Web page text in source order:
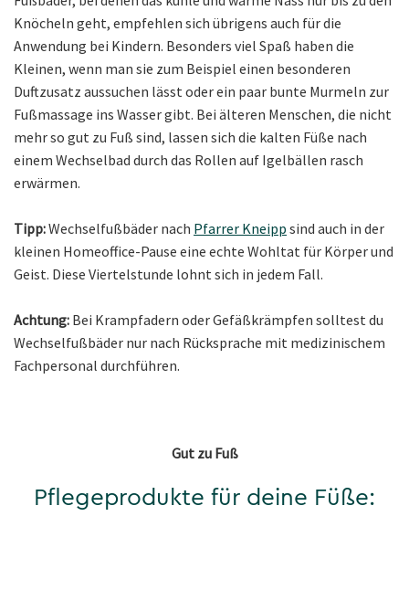
Knöcheln geht, empfehlen sich übrigens auch für die
Anwendung bei Kindern. Besonders viel Spaß haben die
Kleinen, wenn man sie zum Beispiel einen besonderen
Duftzusatz aussuchen lässt oder ein paar bunte Murmeln zur
Fußmassage ins Wasser gibt. Bei älteren Menschen, die nicht
mehr so gut zu Fuß sind, lassen sich die kalten Füße nach
einem Wechselbad durch das Rollen auf Igelbällen rasch
erwärmen.
Tipp:Wechselfußbäder nach Pfarrer Kneipp sind auch in der
kleinen Homeoffice-Pause eine echte Wohltat für Körper und
Geist. Diese Viertelstunde lohnt sich in jedem Fall.
Achtung: Bei Krampfadern oder Gefäßkrämpfen solltest du
Wechselfußbäder nur nach Rücksprache mit medizinischem
Fachpersonal durchführen.
Gut zu Fuß
Pflegeprodukte für deine Füße: